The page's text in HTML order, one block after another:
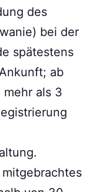
des
bei der
spätestens
ab
als 3
mitgebrachtes